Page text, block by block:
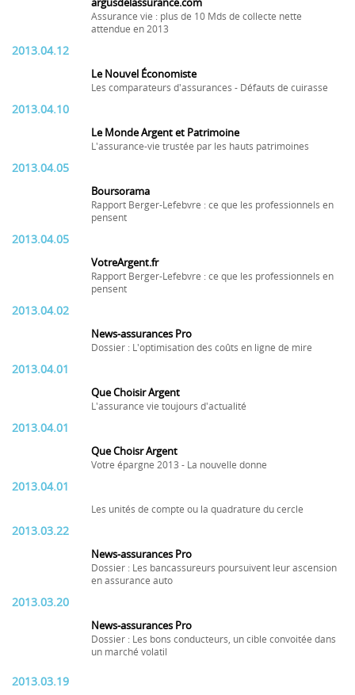
argusdelassurance.com
Assurance vie : plus de 10 Mds de collecte nette
attendue en 2013
2013.04.12
Le Nouvel Économiste
Les comparateurs d'assurances - Défauts de cuirasse
2013.04.10
Le Monde Argent et Patrimoine
L'assurance-vie trustée par les hauts patrimoines
2013.04.05
Boursorama
Rapport Berger-Lefebvre : ce que les professionnels en
pensent
2013.04.05
VotreArgent.fr
Rapport Berger-Lefebvre : ce que les professionnels en
pensent
2013.04.02
News-assurances Pro
Dossier : L'optimisation des coûts en ligne de mire
2013.04.01
Que Choisir Argent
L'assurance vie toujours d'actualité
2013.04.01
Que Choisr Argent
Votre épargne 2013 - La nouvelle donne
2013.04.01
Les unités de compte ou la quadrature du cercle
2013.03.22
News-assurances Pro
Dossier : Les bancassureurs poursuivent leur ascension
en assurance auto
2013.03.20
News-assurances Pro
Dossier : Les bons conducteurs, un cible convoitée dans
un marché volatil
2013.03.19